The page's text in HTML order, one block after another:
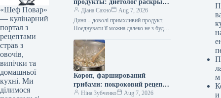
«Шеф Повар»
— кулінарний
портал з
рецептами
страв з
овочів,
випічки та
домашньої
кухні. Ми
ділимося
продукты: диетолог раскрыла
секреты правильного
сочетания
Діана Сахно
Aug 7, 2026
Диня – доволі примхливий продукт.
Поєднувати її можна далеко не з будь-
обернутися порушенням травлення
та…
Короп, фарширований
грибами: покроковий рецепт
із фото
Ніна Зубченко Aug 7, 2026
м
и